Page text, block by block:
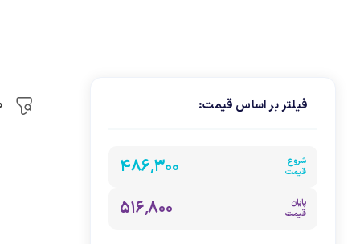
فیلتر بر اساس قیمت:
شروع
قیمت
۴۸۶٬۳۰۰
پایان
قیمت
۵۱۶٬۸۰۰